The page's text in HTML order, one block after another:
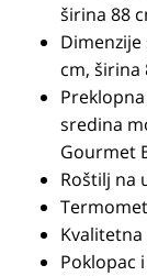
širina 88
cm, širina
sredina
Gourmet
Roštilj na
Poklopac